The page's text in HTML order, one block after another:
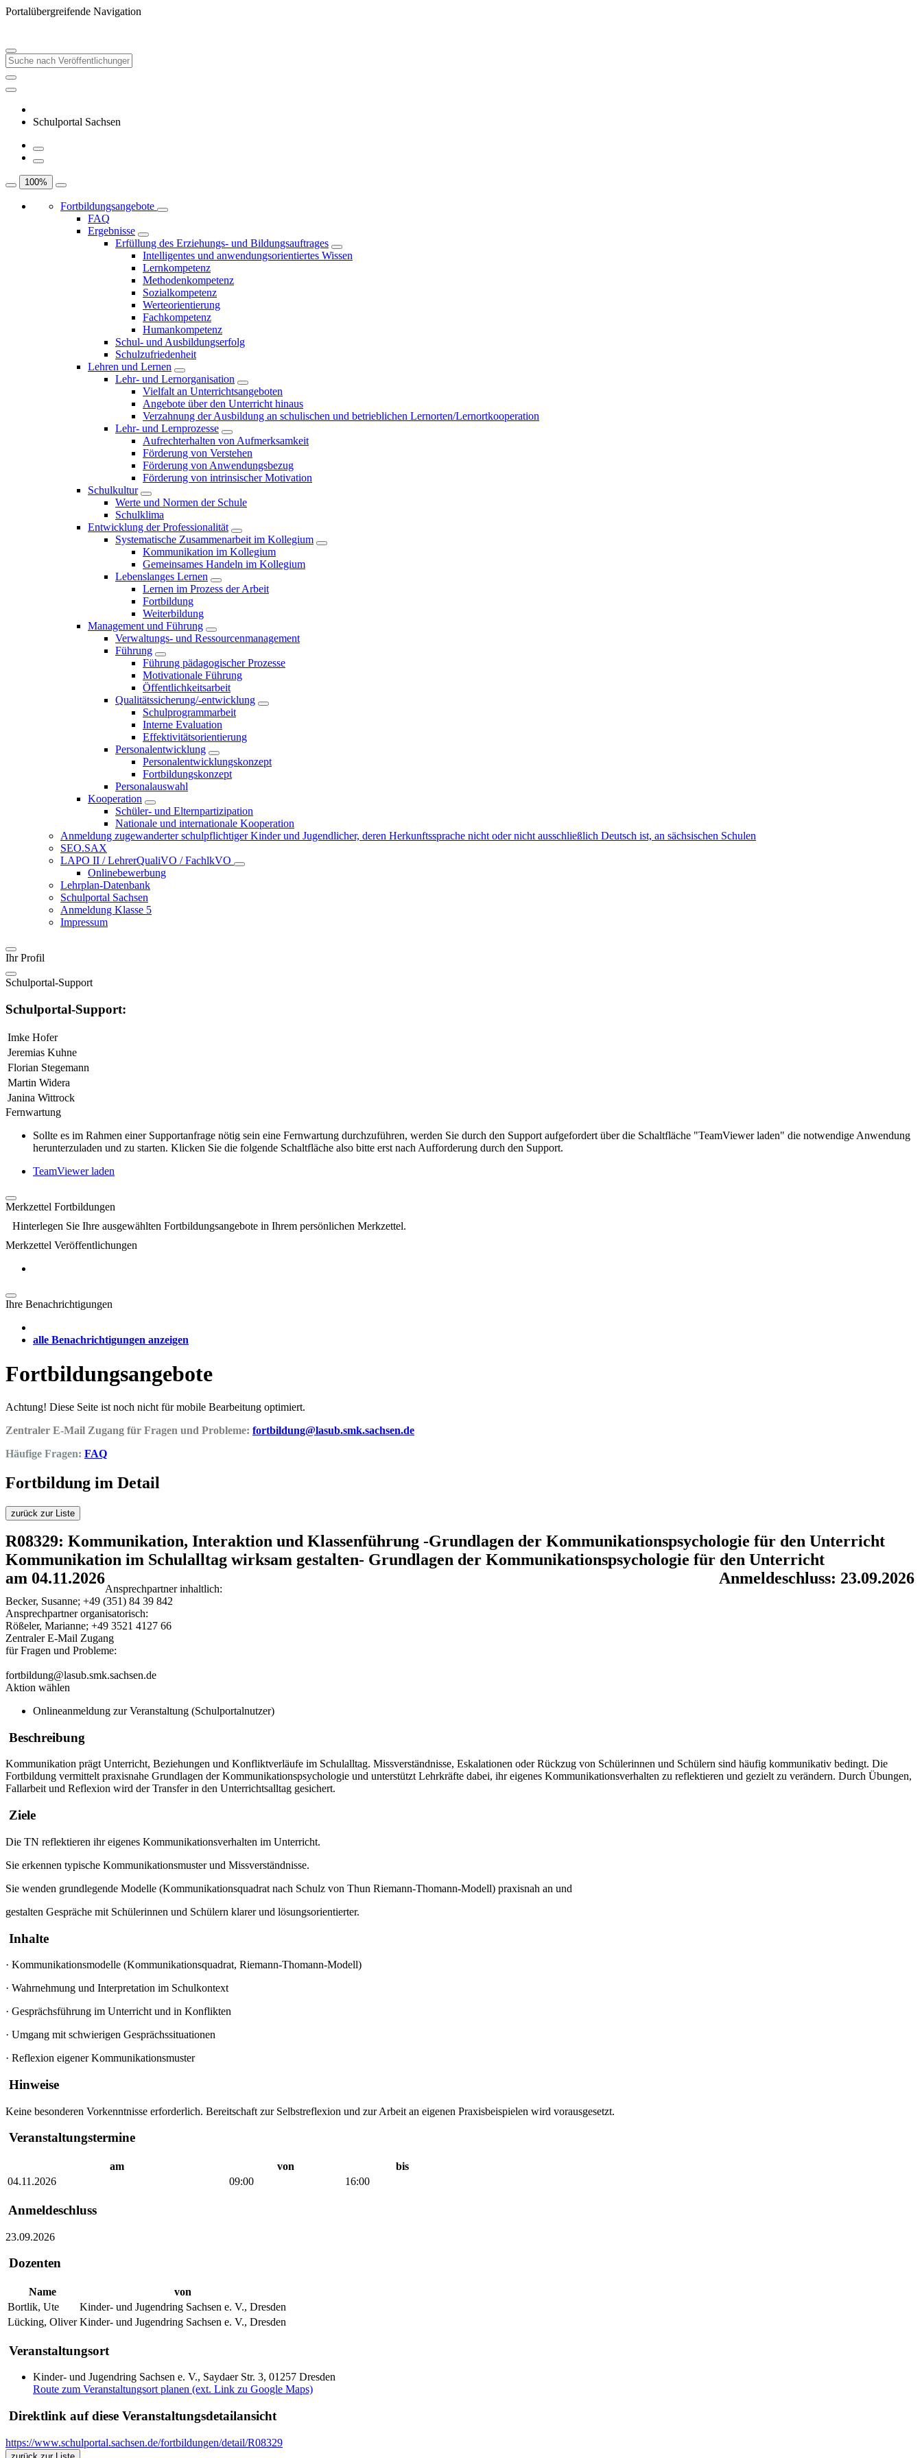
Portalübergreifende Navigation
Schulportal Sachsen
100%
Fortbildungsangebote
FAQ
Ergebnisse
Erfüllung des Erziehungs- und Bildungsauftrages
Intelligentes und anwendungsorientiertes Wissen
Lernkompetenz
Methodenkompetenz
Sozialkompetenz
Werteorientierung
Fachkompetenz
Humankompetenz
Schul- und Ausbildungserfolg
Schulzufriedenheit
Lehren und Lernen
Lehr- und Lernorganisation
Vielfalt an Unterrichtsangeboten
Angebote über den Unterricht hinaus
Verzahnung der Ausbildung an schulischen und betrieblichen Lernorten/Lernortkooperation
Lehr- und Lernprozesse
Aufrechterhalten von Aufmerksamkeit
Förderung von Verstehen
Förderung von Anwendungsbezug
Förderung von intrinsischer Motivation
Schulkultur
Werte und Normen der Schule
Schulklima
Entwicklung der Professionalität
Systematische Zusammenarbeit im Kollegium
Kommunikation im Kollegium
Gemeinsames Handeln im Kollegium
Lebenslanges Lernen
Lernen im Prozess der Arbeit
Fortbildung
Weiterbildung
Management und Führung
Verwaltungs- und Ressourcenmanagement
Führung
Führung pädagogischer Prozesse
Motivationale Führung
Öffentlichkeitsarbeit
Qualitätssicherung/-entwicklung
Schulprogrammarbeit
Interne Evaluation
Effektivitätsorientierung
Personalentwicklung
Personalentwicklungskonzept
Fortbildungskonzept
Personalauswahl
Kooperation
Schüler- und Elternpartizipation
Nationale und internationale Kooperation
Anmeldung zugewanderter schulpflichtiger Kinder und Jugendlicher, deren Herkunftssprache nicht oder nicht ausschließlich Deutsch ist, an sächsischen Schulen
SEO.SAX
LAPO II / LehrerQualiVO / FachlkVO
Onlinebewerbung
Lehrplan-Datenbank
Schulportal Sachsen
Anmeldung Klasse 5
Impressum
Ihr Profil
Schulportal-Support
Schulportal-Support:
Imke Hofer
Jeremias Kuhne
Florian Stegemann
Martin Widera
Janina Wittrock
Fernwartung
Sollte es im Rahmen einer Supportanfrage nötig sein eine Fernwartung durchzuführen, werden Sie durch den Support aufgefordert über die Schaltfläche "TeamViewer laden" die notwendige Anwendung
herunterzuladen und zu starten. Klicken Sie die folgende Schaltfläche also bitte erst nach Aufforderung durch den Support.
TeamViewer laden
Merkzettel Fortbildungen
Hinterlegen Sie Ihre ausgewählten Fortbildungsangebote in Ihrem persönlichen Merkzettel.
Merkzettel Veröffentlichungen
Ihre Benachrichtigungen
alle Benachrichtigungen anzeigen
Fortbildungsangebote
Achtung! Diese Seite ist noch nicht für mobile Bearbeitung optimiert.
Zentraler E-Mail Zugang für Fragen und Probleme: fortbildung@lasub.smk.sachsen.de
Häufige Fragen: FAQ
Fortbildung im Detail
zurück zur Liste
R08329: Kommunikation, Interaktion und Klassenführung -Grundlagen der Kommunikationspsychologie für den Unterricht
Kommunikation im Schulalltag wirksam gestalten- Grundlagen der Kommunikationspsychologie für den Unterricht
am 04.11.2026
Anmeldeschluss: 23.09.2026
Ansprechpartner inhaltlich:
Becker, Susanne; +49 (351) 84 39 842
Ansprechpartner organisatorisch:
Rößeler, Marianne; +49 3521 4127 66
Zentraler E-Mail Zugang
für Fragen und Probleme:
fortbildung@lasub.smk.sachsen.de
Aktion wählen
Onlineanmeldung zur Veranstaltung (Schulportalnutzer)
Beschreibung
Kommunikation prägt Unterricht, Beziehungen und Konfliktverläufe im Schulalltag. Missverständnisse, Eskalationen oder Rückzug von Schülerinnen und Schülern sind häufig kommunikativ bedingt. Die
Fortbildung vermittelt praxisnahe Grundlagen der Kommunikationspsychologie und unterstützt Lehrkräfte dabei, ihr eigenes Kommunikationsverhalten zu reflektieren und gezielt zu verändern. Durch Übungen,
Fallarbeit und Reflexion wird der Transfer in den Unterrichtsalltag gesichert.
Ziele
Die TN reflektieren ihr eigenes Kommunikationsverhalten im Unterricht.
Sie erkennen typische Kommunikationsmuster und Missverständnisse.
Sie wenden grundlegende Modelle (Kommunikationsquadrat nach Schulz von Thun Riemann-Thomann-Modell) praxisnah an und
gestalten Gespräche mit Schülerinnen und Schülern klarer und lösungsorientierter.
Inhalte
· Kommunikationsmodelle (Kommunikationsquadrat, Riemann-Thomann-Modell)
· Wahrnehmung und Interpretation im Schulkontext
· Gesprächsführung im Unterricht und in Konflikten
· Umgang mit schwierigen Gesprächssituationen
· Reflexion eigener Kommunikationsmuster
Hinweise
Keine besonderen Vorkenntnisse erforderlich. Bereitschaft zur Selbstreflexion und zur Arbeit an eigenen Praxisbeispielen wird vorausgesetzt.
Veranstaltungstermine
am von
bis
04.11.2026
09:00 16:00
Anmeldeschluss
23.09.2026
Dozenten
Name
von
Bortlik, Ute
Kinder- und Jugendring Sachsen e. V., Dresden
Lücking, Oliver Kinder- und Jugendring Sachsen e. V., Dresden
Veranstaltungsort
Kinder- und Jugendring Sachsen e. V., Saydaer Str. 3, 01257 Dresden
Route zum Veranstaltungsort planen (ext. Link zu Google Maps)
Direktlink auf diese Veranstaltungsdetailansicht
https://www.schulportal.sachsen.de/fortbildungen/detail/R08329